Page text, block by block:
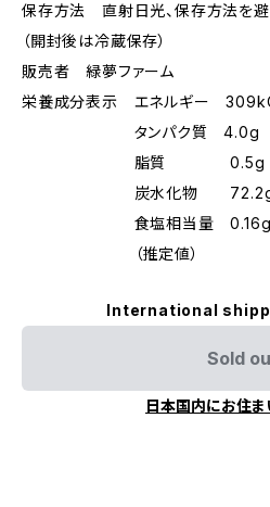
保存方法 直射日光、保存方法を避
（開封後は冷蔵保存）
販売者 緑夢ファーム
栄養成分表示 エネルギー
タンパク質 4.0g
脂質 0.5g
炭水化物
食塩相当量 0.16g
（推定値）
International
Sold
日本国内にお住